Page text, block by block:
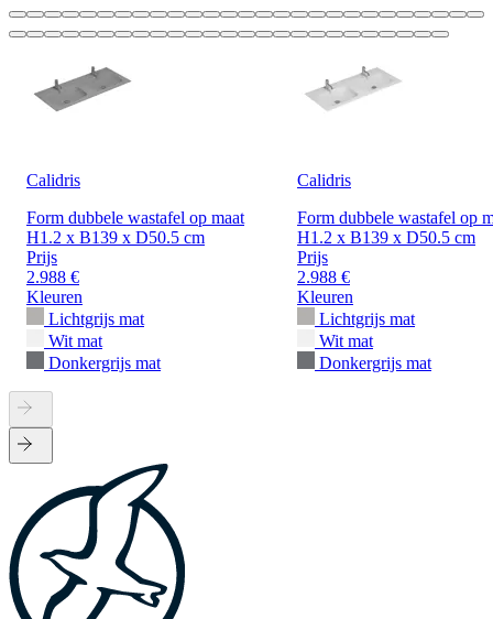
Calidris
Form dubbele wastafel op maat
H1.2 x B139 x D50.5 cm
Prijs
2.988 €
Kleuren
Lichtgrijs mat
Wit mat
Donkergrijs mat
Calidris
Form dubbele wastafel op
H1.2 x B139 x D50.5 cm
Prijs
2.988 €
Kleuren
Lichtgrijs mat
Wit mat
Donkergrijs mat